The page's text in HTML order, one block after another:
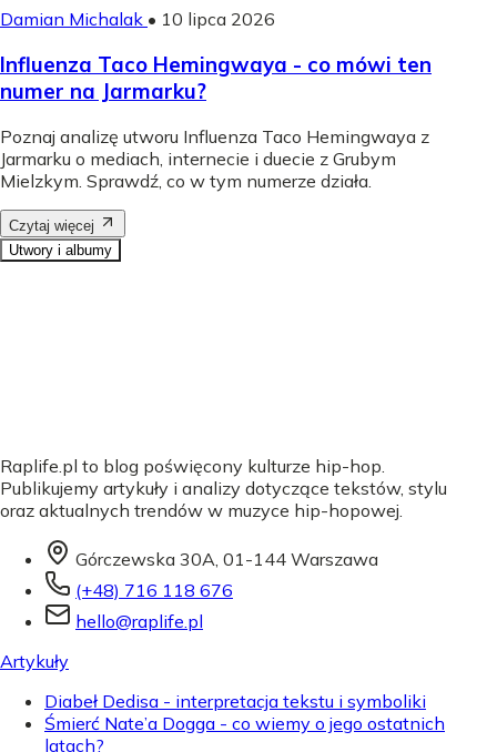
Damian Michalak • 10 lipca 2026
Influenza Taco Hemingwaya - co mówi ten
numer na Jarmarku?
Poznaj analizę utworu Influenza Taco Hemingwaya z
Jarmarku o mediach, internecie i duecie z Grubym
Mielzkym. Sprawdź, co w tym numerze działa.
Czytaj więcej
Utwory i albumy
Raplife.pl to blog poświęcony kulturze hip-hop.
Publikujemy artykuły i analizy dotyczące tekstów, stylu
oraz aktualnych trendów w muzyce hip-hopowej.
Górczewska 30A, 01-144 Warszawa
(+48) 716 118 676
hello@raplife.pl
Artykuły
Diabeł Dedisa - interpretacja tekstu i symboliki
Śmierć Nate’a Dogga - co wiemy o jego ostatnich
latach?